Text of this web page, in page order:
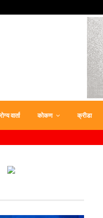
वार्ता कोकण क्रीडा